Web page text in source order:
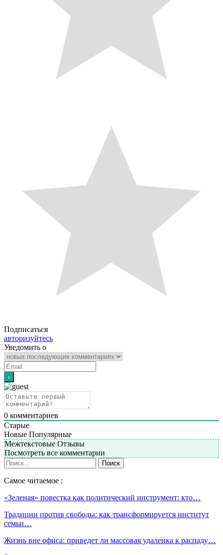
Подписаться
авторизуйтесь
Уведомить о
0 комментариев
Старые
Новые Популярные
Межтекстовые Отзывы
Посмотреть все комментарии
Самое читаемое :
«Зеленая» повестка как политический инструмент: кто…
Традиции против свободы: как трансформируется институт
семьи…
Жизнь вне офиса: приведет ли массовая удаленка к распаду…